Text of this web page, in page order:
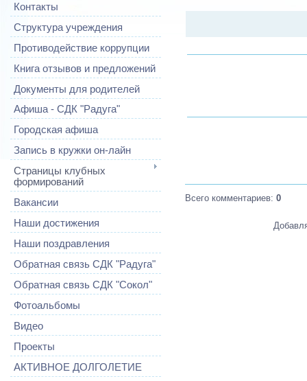
Контакты
Структура учреждения
Противодействие коррупции
Книга отзывов и предложений
Документы для родителей
Афиша - СДК "Радуга"
Городская афиша
Запись в кружки он-лайн
Страницы клубных
формирований
Вакансии
Наши достижения
Наши поздравления
Обратная связь СДК "Радуга"
Обратная связь СДК "Сокол"
Фотоальбомы
Видео
Проекты
АКТИВНОЕ ДОЛГОЛЕТИЕ
Всего комментариев: 0